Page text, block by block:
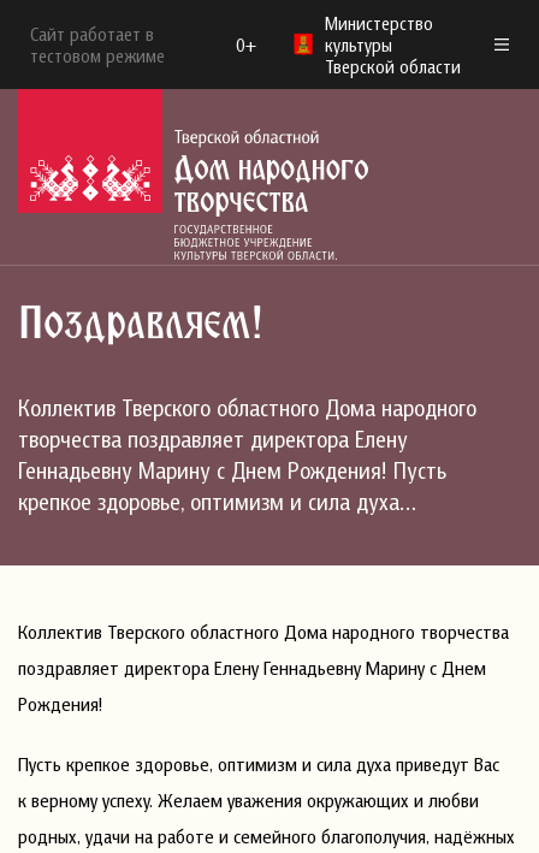
Сайт работает в
тестовом режиме
0+
Министерство
культуры
Тверской области
Поздравляем!
Коллектив Тверского областного Дома народного
творчества поздравляет директора Елену
Геннадьевну Марину с Днем Рождения! Пусть
крепкое здоровье, оптимизм и сила духа…
Коллектив Тверского областного Дома народного творчества
поздравляет директора Елену Геннадьевну Марину с Днем
Рождения!
Пусть крепкое здоровье, оптимизм и сила духа приведут Вас
к верному успеху. Желаем уважения окружающих и любви
родных, удачи на работе и семейного благополучия, надёжных